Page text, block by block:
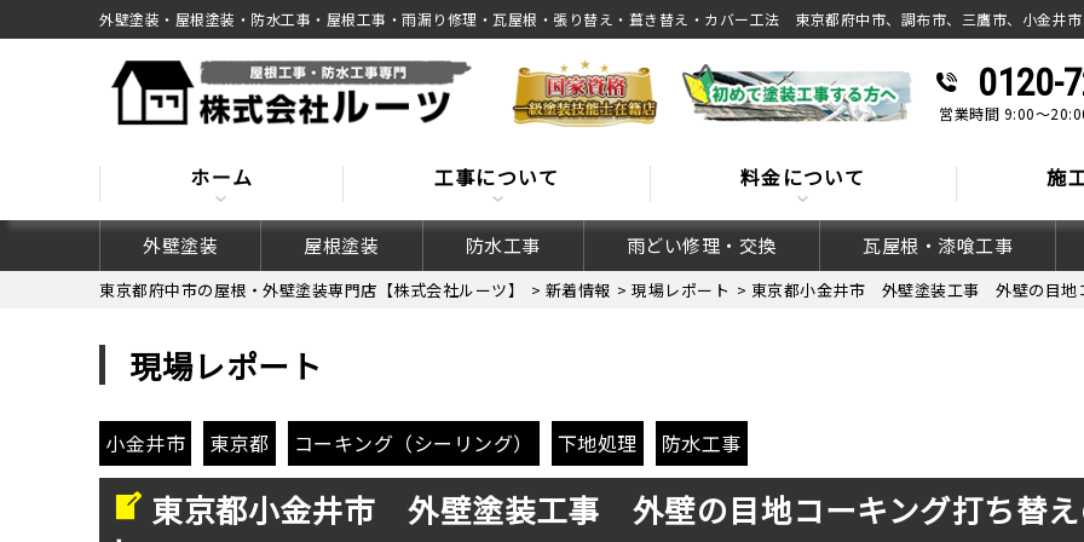
外壁塗装・屋根塗装・防水工事・屋根工事・雨漏り修理・瓦屋根・張り替え・葺き替え・カバー工法 東京都府中市、調布市、三鷹市、小金井
0120-
営業時間 9:00～
ホーム 工事について 料金について 施
外壁塗装 屋根塗装 防水工事 雨どい修理・交換 瓦屋根・漆喰工事
東京都府中市の屋根・外壁塗装専門店【株式会社ルーツ】 > 新着情報 > 現場レポート > 東京都小金井市 外壁塗装工事 外壁の目地
現場レポート
小金井市 東京都 コーキング（シーリング） 下地処理 防水工事
東京都小金井市 外壁塗装工事 外壁の目地コーキング打ち替